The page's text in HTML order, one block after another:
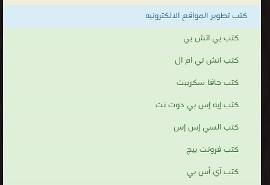
كتب تطوير المواقع الالكترونيه
كتب بي اتش بي
كتب اتش تي ام ال
كتب جافا سكريبت
كتب إيه إس بي دوت نت
كتب السي إس إس
كتب فرونت بيج
كتب آي أس بي